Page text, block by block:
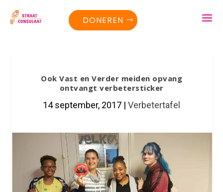
DONEREN
Ook Vast en Verder meiden opvang
ontvangt verbetersticker
14 september, 2017 | Verbetertafel